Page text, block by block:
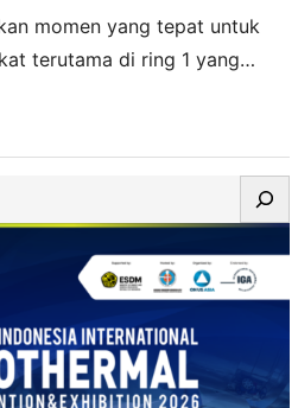
momen yang tepat untuk
terutama di ring 1 yang